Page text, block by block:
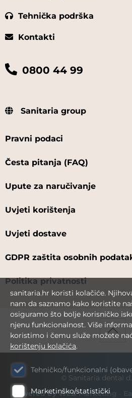
Tehnička podrška
Kontakti
0800 44 99
Sanitaria group
Pravni podaci
Česta pitanja (FAQ)
Upute za naručivanje
Uvjeti korištenja
Uvjeti dostave
GDPR zaštita osobnih
Politika privatnosti
© Sanitaria dental
Powered by WEB Marketing
sanitaria.hr koristi kolačiće.
nam da saznamo kako koristite
osiguramo što bolje korisničko
njenu funkcionalnost. Više
koristimo i čemu služe možete
korištenju kolačića.
Tehničko/funkcionalni
Marketinško/statistički